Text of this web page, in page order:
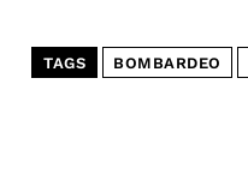
TAGS BOMBARDEO